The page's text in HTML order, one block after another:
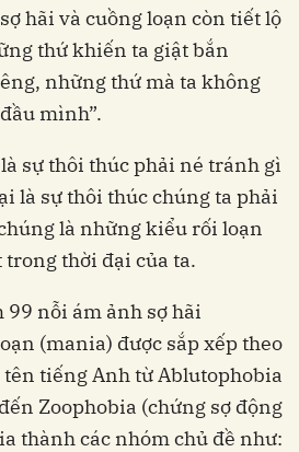
hãi và cuồng loạn còn tiết lộ
thứ khiến ta giật bắn
những thứ mà ta không
mình”.
sự thôi thúc phải né tránh gì
là sự thôi thúc chúng ta phải
là những kiểu rối loạn
thời đại của ta.
99 nỗi ám ảnh sợ hãi
(mania) được sắp xếp theo
tiếng Anh từ Ablutophobia
Zoophobia (chứng sợ động
thành các nhóm chủ đề như: